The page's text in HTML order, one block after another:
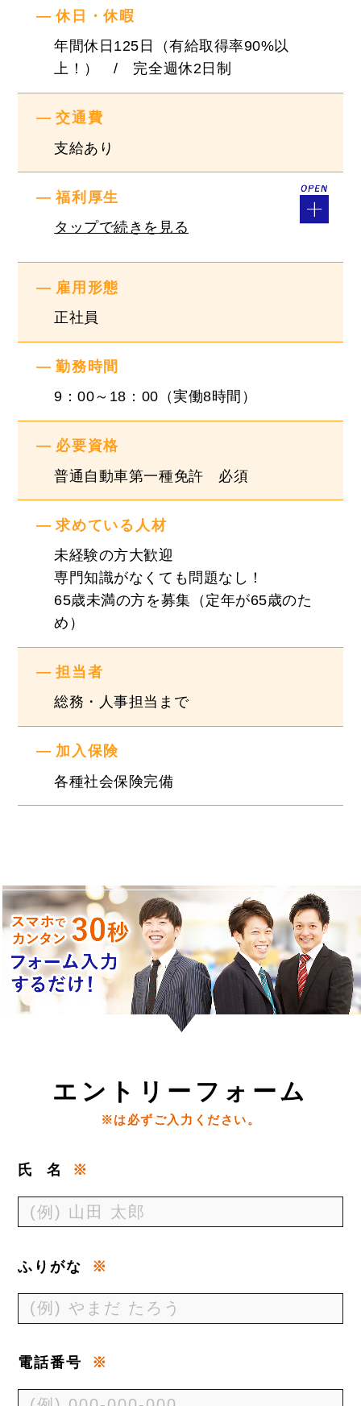
す！
・設立以降、売上高150倍以上！業績はとても良
好です！
『入社後の流れ』
社員がマンツーマンで指導させて頂きますので、
20～30代の活躍が目立つ会社で、とっても明るく
活気のある雰囲気ですよ！
☆ 有給・育休・産休・退職金など福利厚生充実
あなたが納得いくまでじっくりご説明いたしま
当社の雰囲気が分かると思いますので、是非ご覧
https://www.instagram.com/finetrust_recruit/
休日・休暇
年間休日125日（有給取得率90%以
上！） / 完全週休2日制
交通費
支給あり
福利厚生
タップで続きを見る
雇用形態
正社員
勤務時間
9：00～18：00（実働8時間）
必要資格
普通自動車第一種免許 必須
求めている人材
未経験の⽅⼤歓迎
専⾨知識がなくても問題なし！
65歳未満の方を募集（定年が65歳のた
め）
担当者
総務・人事担当まで
加入保険
各種社会保険完備
エ ントリーフォーム
※は必ずご入力ください。
氏名 ※
ふりがな ※
電話番号 ※